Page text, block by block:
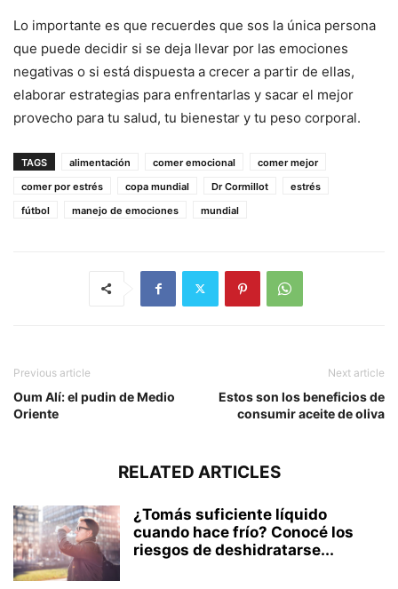
Lo importante es que recuerdes que sos la única persona
que puede decidir si se deja llevar por las emociones
negativas o si está dispuesta a crecer a partir de ellas,
elaborar estrategias para enfrentarlas y sacar el mejor
provecho para tu salud, tu bienestar y tu peso corporal.
TAGS alimentación comer emocional
comer mejor
comer por estrés
copa mundial Dr Cormillot
estrés
fútbol
manejo de emociones mundial
Previous article
Oum Alí: el pudin de Medio
Oriente
Next article
Estos son los beneficios de
consumir aceite de oliva
RELATED ARTICLES
¿Tomás suficiente líquido
cuando hace frío? Conocé los
riesgos de deshidratarse...